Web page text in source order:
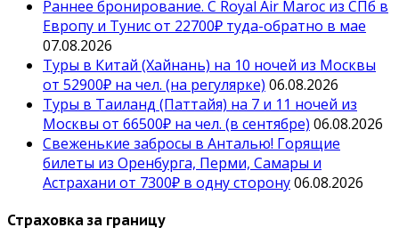
Раннее бронирование. С Royal Air Maroc из СПб в
Европу и Тунис от 22700₽ туда-обратно в мае
07.08.2026
Туры в Китай (Хайнань) на 10 ночей из Москвы
от 52900₽ на чел. (на регулярке) 06.08.2026
Туры в Таиланд (Паттайя) на 7 и 11 ночей из
Москвы от 66500₽ на чел. (в сентябре) 06.08.2026
Свеженькие забросы в Анталью! Горящие
билеты из Оренбурга, Перми, Самары и
Астрахани от 7300₽ в одну сторону06.08.2026
Страховка за границу